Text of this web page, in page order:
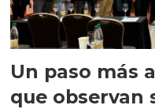
Un paso más
que observan